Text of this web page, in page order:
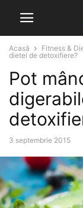
Acasă Fitness &
dietei de detoxifiere?
Pot
3 septembrie 2015